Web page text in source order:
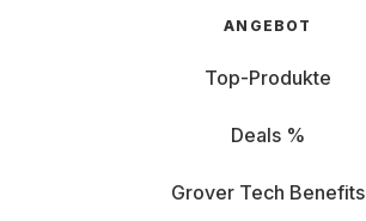
ANGEBOT
Top-Produkte
Deals %
Grover Tech Benefits